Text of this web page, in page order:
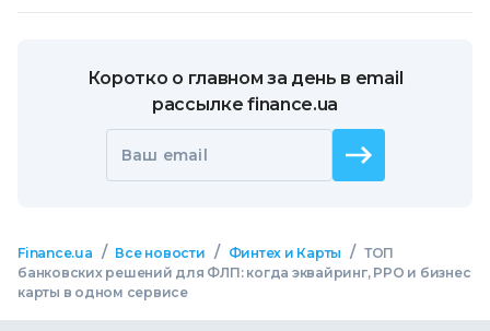
Коротко о главном за день в email
рассылке finance.ua
Ваш email
Finance.ua / Все новости / Финтех и Карты / ТОП
банковских решений для ФЛП: когда эквайринг, РРО и бизнес
карты в одном сервисе